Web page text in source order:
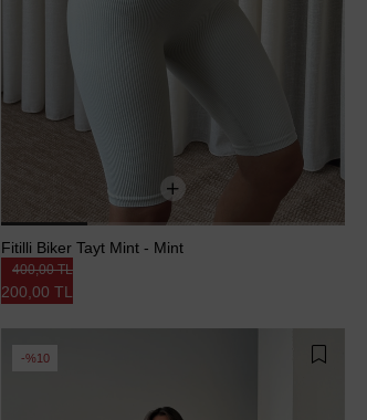
Fitilli Biker Tayt Mint - Mint
200,00 TL
400,00 TL
%10